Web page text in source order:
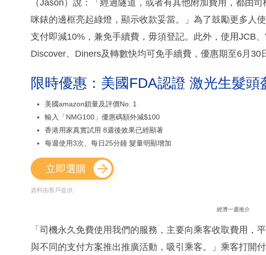
（Jason）說：「經過隧道，或者有其他附加費用，都由
咪錶的邊框亮起綠燈，顯示收款妥當。」為了鼓勵更多人
支付即減10%，兼免手續費，毋須登記。此外，使用JCB
Discover、Diners及轉數快均可免手續費，優惠期至6月30
限時優惠：美國FDA認證 激光生髮頭
美國amazon鎖量及評價No. 1
輸入「NMG100」優惠碼額外減$100
香港用家真實試用 8週後效果已經顯著
每週使用3次、每日25分鐘 髮量明顯增加
立即選購
資料由客戶提供
經濟一週推介
「司機永久免費使用我們的服務，主要向乘客收取費用，
與不同的支付方案推出推廣活動，吸引乘客。」乘客打開